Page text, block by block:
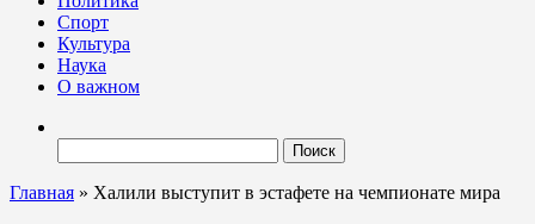
Спорт
Культура
Наука
О важном
Главная » Халили выступит в эстафете на чемпионате мира